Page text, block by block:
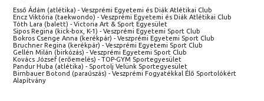
Esső Ádám (atlétika) - Veszprémi Egyetemi és Diák Atlétikai Club
Encz Viktória (taekwondo) - Veszprémi Egyetemi és Diák Atlétikai Club
Tóth Lara (balett) - Victoria Art & Sport Egyesület
Sipos Regina (kick-box, K-1) - Veszprémi Egyetemi Sport Club
Bokros Csenge Anna (kerékpár) - Veszprémi Egyetemi Sport Club
Bruchner Regina (kerékpár) - Veszprémi Egyetemi Sport Club
Gellén Milán (birkózás) - Veszprémi Egyetemi Sport Club
Kovács József (erőemelés) - TOP-GYM Sportegyesület
Pandur Huba (atlétika) - Sportolj Velünk Sportegyesület
Birnbauer Botond (paraúszás) - Veszprémi Fogyatékkal Élő Sportolókért
Alapítvány